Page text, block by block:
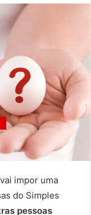
impor uma
do Simples
pessoas